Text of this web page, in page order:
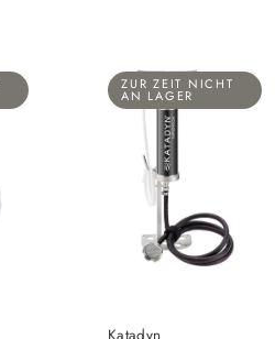
ZUR ZEIT NICHT
AN LAGER